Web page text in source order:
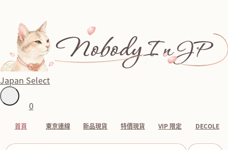
Japan Select
0
首頁 東京連線 新品現貨 特價現貨 VIP 限定 DECOLE